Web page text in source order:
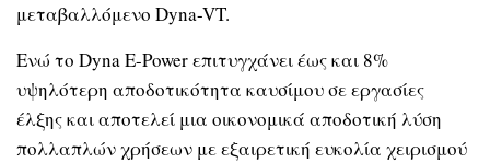
μεταβαλλόμενο Dyna-VT.
Ενώ το Dyna E-Power επιτυγχάνει έως και 8%
υψηλότερη αποδοτικότητα καυσίμου σε εργασίες
έλξης και αποτελεί μια οικονομικά αποδοτική λύση
πολλαπλών χρήσεων με εξαιρετική ευκολία χειρισμού